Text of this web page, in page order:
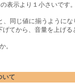
表示より１小さいです
、同じ値に揃うようにな
げてから、音量を上げる
。
いて